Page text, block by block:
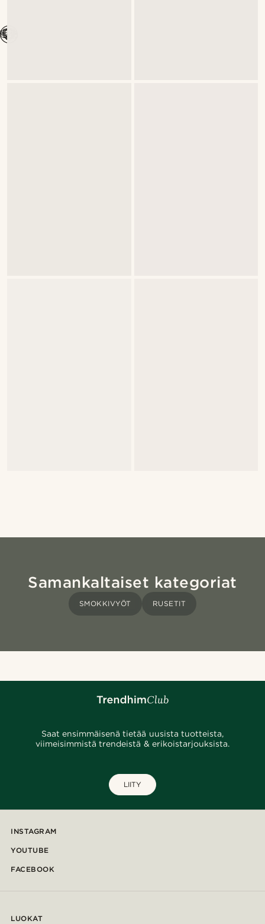
Samankaltaiset kategoriat
SMOKKIVYÖT RUSETIT
Saat ensimmäisenä tietää uusista tuotteista,
viimeisimmistä trendeistä & erikoistarjouksista.
LIITY
INSTAGRAM
YOUTUBE
FACEBOOK
LUOKAT